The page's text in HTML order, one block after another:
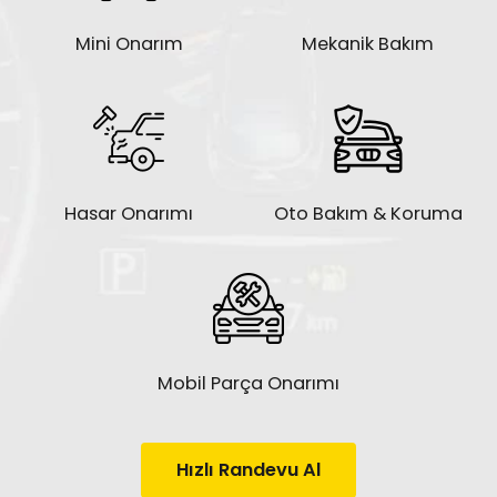
Mini Onarım Mekanik Bakım
Hasar Onarımı Oto Bakım & Koruma
Mobil Parça Onarımı
Hızlı Randevu Al